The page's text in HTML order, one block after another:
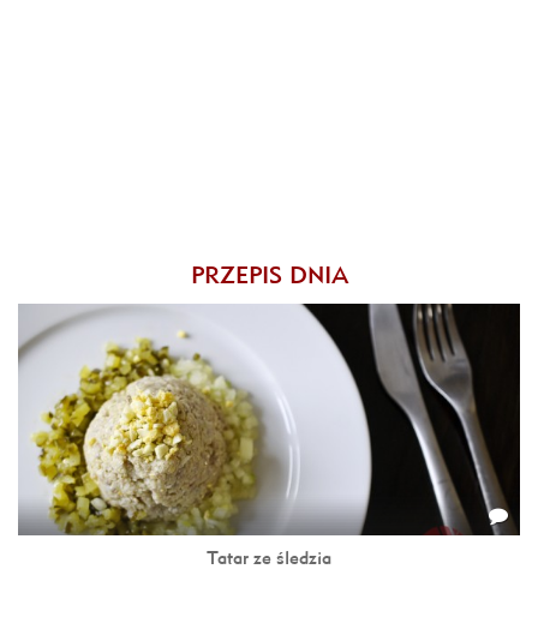
PRZEPIS DNIA
Tatar ze śledzia